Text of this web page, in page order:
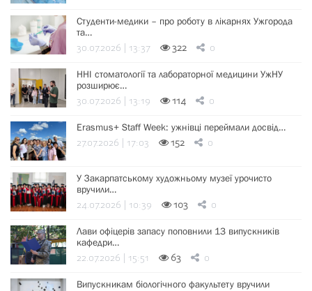
Студенти-медики – про роботу в лікарнях Ужгорода
та…
30.07.2026 | 13:37 322 0
ННІ стоматології та лабораторної медицини УжНУ
розширює…
30.07.2026 | 13:19 114 0
Erasmus+ Staff Week: ужнівці переймали досвід…
27.07.2026 | 17:03 152 0
У Закарпатському художньому музеї урочисто
вручили…
24.07.2026 | 10:39 103 0
Лави офіцерів запасу поповнили 13 випускників
кафедри…
22.07.2026 | 15:51 63 0
Випускникам біологічного факультету вручили